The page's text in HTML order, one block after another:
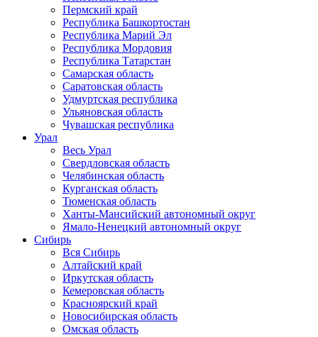
Пермский край
Республика Башкортостан
Республика Марий Эл
Республика Мордовия
Республика Татарстан
Самарская область
Саратовская область
Удмуртская республика
Ульяновская область
Чувашская республика
Урал
Весь Урал
Свердловская область
Челябинская область
Курганская область
Тюменская область
Ханты-Мансийский автономный округ
Ямало-Ненецкий автономный округ
Сибирь
Вся Сибирь
Алтайский край
Иркутская область
Кемеровская область
Красноярский край
Новосибирская область
Омская область